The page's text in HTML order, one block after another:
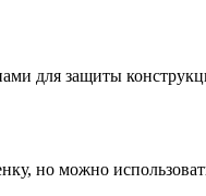
для защиты
но можно